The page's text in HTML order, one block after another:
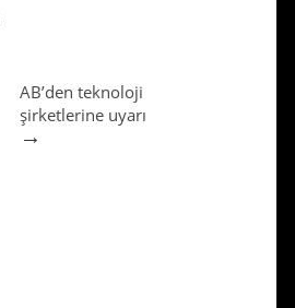
AB’den teknoloji
şirketlerine uyarı
→